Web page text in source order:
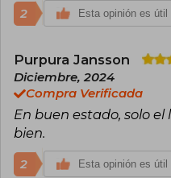
2 Esta opinión es útil
Purpura Jansson
Diciembre, 2024
Compra Verificada
En buen estado, solo
bien.
2 Esta opinión es útil